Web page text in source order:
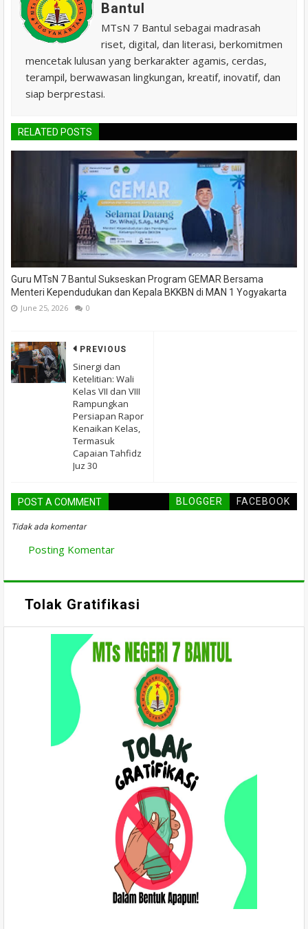
Bantul
MTsN 7 Bantul sebagai madrasah
riset, digital, dan literasi, berkomitmen
mencetak lulusan yang berkarakter agamis, cerdas,
terampil, berwawasan lingkungan, kreatif, inovatif, dan
siap berprestasi.
RELATED POSTS
Guru MTsN 7 Bantul Sukseskan Program GEMAR Bersama
Menteri Kependudukan dan Kepala BKKBN di MAN 1 Yogyakarta
June 25, 2026 0
PREVIOUS
Sinergi dan
Ketelitian: Wali
Kelas VII dan VIII
Rampungkan
Persiapan Rapor
Kenaikan Kelas,
Termasuk
Capaian Tahfidz
Juz 30
POST A COMMENT BLOGGER FACEBOOK
Tidak ada komentar
Posting Komentar
Tolak Gratifikasi